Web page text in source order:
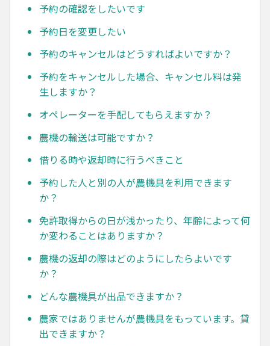
予約の確認をしたいです
予約日を変更したい
予約のキャンセルはどうすればよいですか？
予約をキャンセルした場合、キャンセル料は発
生しますか？
オペレーターを手配してもらえますか？
農機の輸送は可能ですか？
借りる時や返却時に行うべきこと
予約した人と別の人が農機具を利用できます
か？
免許取得からの日が浅かったり、年齢によって何
か変わることはありますか？
農機の返却の際はどのようにしたらよいです
か？
どんな農機具が出品できますか？
農家ではありませんが農機具をもっています。貸
出できますか？